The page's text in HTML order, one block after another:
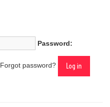
Password:
Forgot password?